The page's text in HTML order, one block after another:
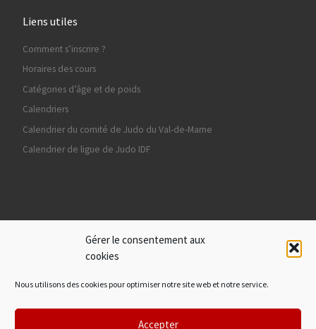
Gérer le consentement aux
cookies
Nous utilisons des cookies pour optimiser notre site web et notre service.
Accepter
Liens utiles
Comment s’inscrire ?
Horaires des cours
Catégories d’âge et de poids
Calendriers
Calendrier du comité de Judo du Val-de-Marne
Calendrier de ligue de Judo IDF